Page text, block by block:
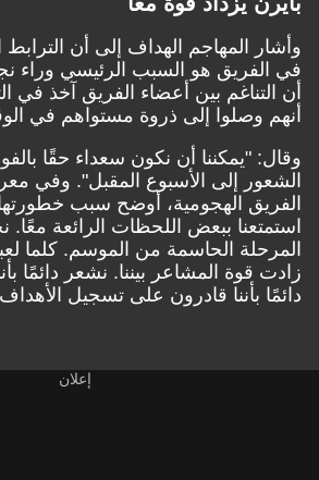
وأشار المهاجم الهداف إلى أن الترابط
في الفريق هو السبب الرئيسي وراء
أن التناغم بين أعضاء الفريق آخذ في
أنهم وصلوا إلى ذروة مستواهم في
وقال: "يمكننا أن نكون سعداء حقًا
الشعور إلى الأسبوع المقبل". وفي
الفريق الهجومية، أوضح سبب خطورتها
استمتعنا ببعض اللحظات الرائعة معًا.
المرحلة الحاسمة من الموسم. كلما
زادت قوة المشاعر بيننا. نشعر دائمًا
دائمًا بأننا قادرون على تسجيل الأهداف